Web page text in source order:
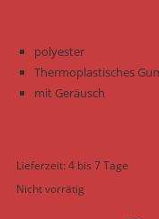
polyester
Thermoplastisches
mit Geräusch
Lieferzeit:4 bis 7 Tage
Nicht vorrätig